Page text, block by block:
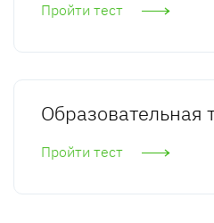
Пройти тест
Образовательная
Пройти тест